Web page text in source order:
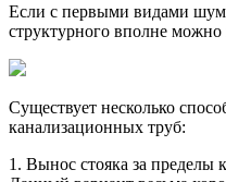
Если с первыми видами
структурного вполне можно
Существует несколько
канализационных труб:
1. Вынос стояка за пределы